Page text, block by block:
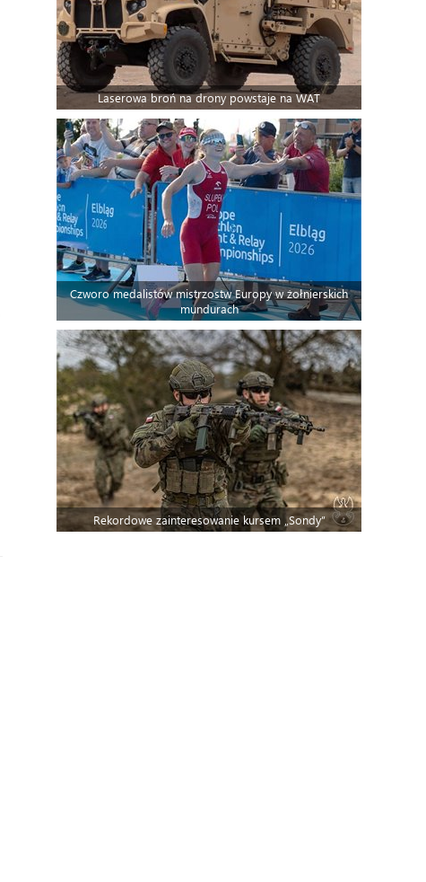
Laserowa broń na drony powstaje na WAT
Czworo medalistów mistrzostw Europy w żołnierskich
mundurach
Rekordowe zainteresowanie kursem „Sondy”